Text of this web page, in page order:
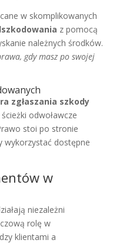
w skomplikowanych
z pomocą
należnych środków.
gdy masz po swojej
zgłaszania szkody
odwoławcze
stoi po stronie
dostępne
w
niezależni
rolę w
klientami a